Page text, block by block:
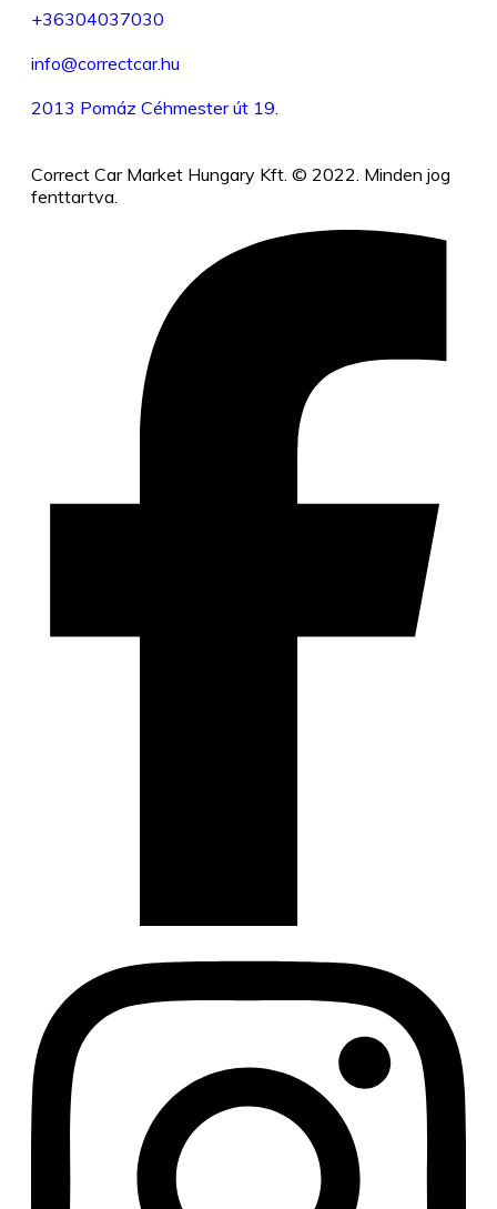
+36304037030
info@correctcar.hu
2013 Pomáz Céhmester út 19.
Correct Car Market Hungary Kft. © 2022. Minden jog
fenttartva.